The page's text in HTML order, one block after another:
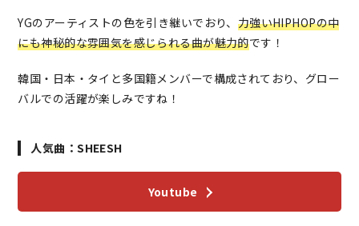
YGのアーティストの色を引き継いでおり、 力強いHIPHOPの中
にも神秘的な雰囲気を感じられる曲が魅力的です！
韓国・日本・タイと多国籍メンバーで構成されており、グロー
バルでの活躍が楽しみですね！
人気曲：SHEESH
Youtube